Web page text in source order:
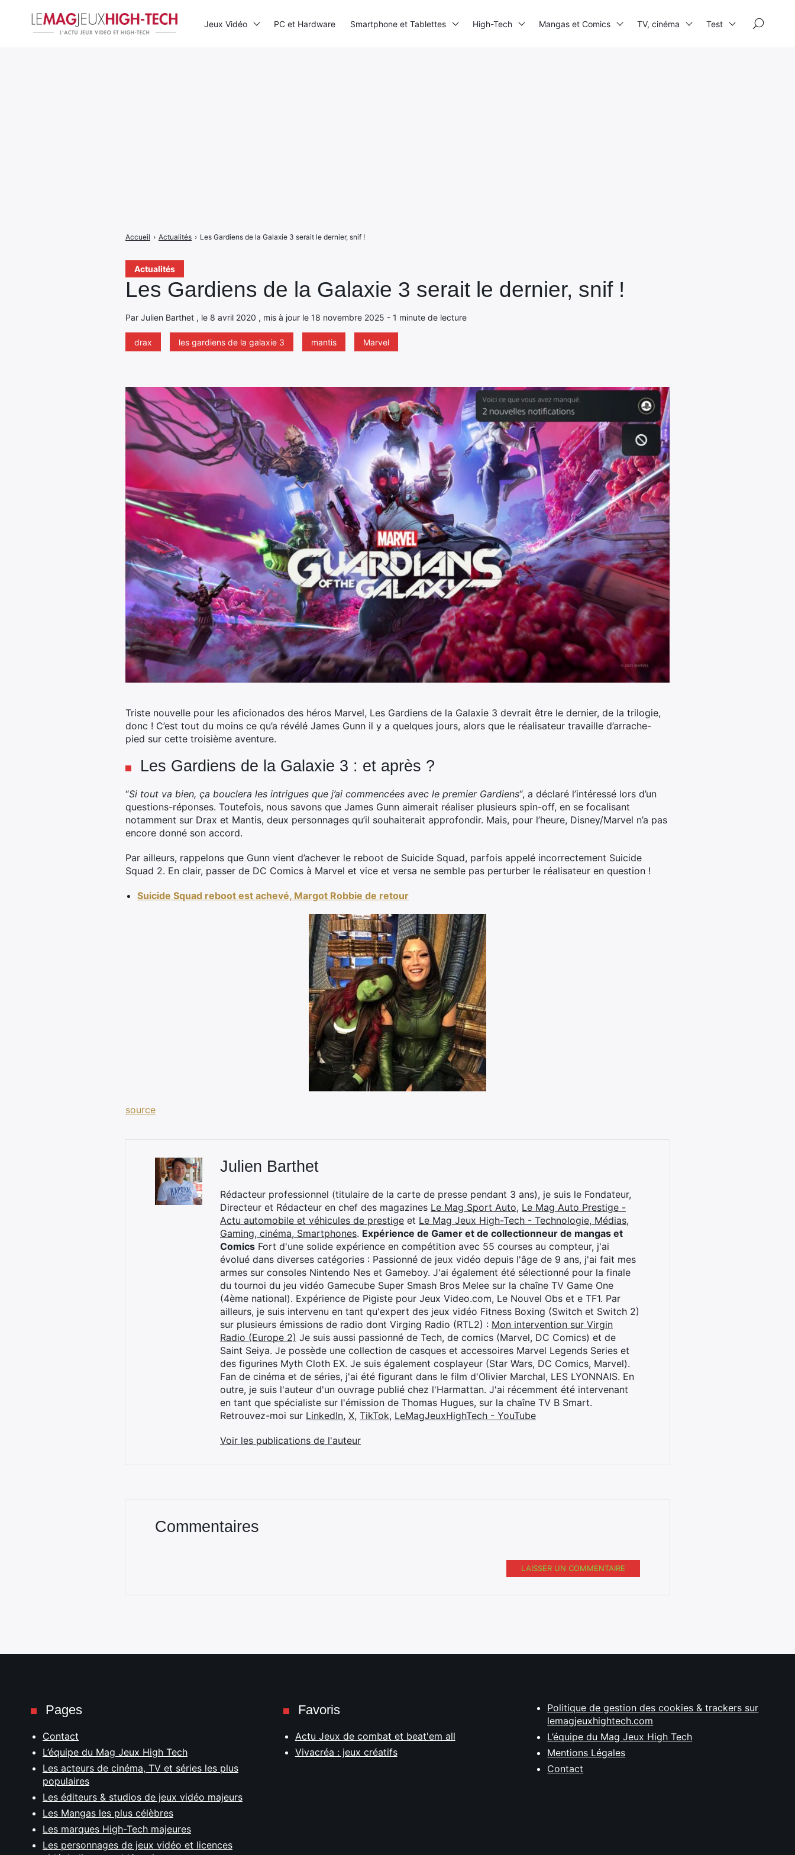
Actualités
Les Gardiens de la Galaxie 3 serait le dernier, snif !
Par Julien Barthet , le 8 avril 2020 , mis à jour le 18 novembre 2025 - 1 minute de lecture
drax les gardiens de la galaxie 3 mantis Marvel
Accueil › Actualités › Les Gardiens de la Galaxie 3 serait le dernier, snif !
Triste nouvelle pour les aficionados des héros Marvel, Les Gardiens de la Galaxie 3 devrait être le dernier, de la trilogie,
donc ! C’est tout du moins ce qu’a révélé James Gunn il y a quelques jours, alors que le réalisateur travaille d’arrache-
pied sur cette troisième aventure.
Les Gardiens de la Galaxie 3 : et après ?
“Si tout va bien, ça bouclera les intrigues que j’ai commencées avec le premier Gardiens“, a déclaré l’intéressé lors d’un
questions-réponses. Toutefois, nous savons que James Gunn aimerait réaliser plusieurs spin-off, en se focalisant
notamment sur Drax et Mantis, deux personnages qu’il souhaiterait approfondir. Mais, pour l’heure, Disney/Marvel n’a pas
encore donné son accord.
Par ailleurs, rappelons que Gunn vient d’achever le reboot de Suicide Squad, parfois appelé incorrectement Suicide
Squad 2. En clair, passer de DC Comics à Marvel et vice et versa ne semble pas perturber le réalisateur en question !
Suicide Squad reboot est achevé, Margot Robbie de retour
source
Julien Barthet
Rédacteur professionnel (titulaire de la carte de presse pendant 3 ans), je suis le Fondateur,
Directeur et Rédacteur en chef des magazines Le Mag Sport Auto, Le Mag Auto Prestige -
Actu automobile et véhicules de prestige et Le Mag Jeux High-Tech - Technologie, Médias,
Gaming, cinéma, Smartphones. Expérience de Gamer et de collectionneur de mangas et
Comics Fort d'une solide expérience en compétition avec 55 courses au compteur, j'ai
évolué dans diverses catégories : Passionné de jeux vidéo depuis l'âge de 9 ans, j'ai fait mes
armes sur consoles Nintendo Nes et Gameboy. J'ai également été sélectionné pour la finale
du tournoi du jeu vidéo Gamecube Super Smash Bros Melee sur la chaîne TV Game One
(4ème national). Expérience de Pigiste pour Jeux Video.com, Le Nouvel Obs et e TF1. Par
ailleurs, je suis intervenu en tant qu'expert des jeux vidéo Fitness Boxing (Switch et Switch 2)
sur plusieurs émissions de radio dont Virging Radio (RTL2) : Mon intervention sur Virgin
Radio (Europe 2) Je suis aussi passionné de Tech, de comics (Marvel, DC Comics) et de
Saint Seiya. Je possède une collection de casques et accessoires Marvel Legends Series et
des figurines Myth Cloth EX. Je suis également cosplayeur (Star Wars, DC Comics, Marvel).
Fan de cinéma et de séries, j'ai été figurant dans le film d'Olivier Marchal, LES LYONNAIS. En
outre, je suis l'auteur d'un ouvrage publié chez l'Harmattan. J'ai récemment été intervenant
en tant que spécialiste sur l'émission de Thomas Hugues, sur la chaîne TV B Smart.
Retrouvez-moi sur LinkedIn, X, TikTok, LeMagJeuxHighTech - YouTube
Voir les publications de l'auteur
Commentaires
LAISSER UN COMMENTAIRE
Jeux Vidéo PC et Hardware Smartphone et Tablettes High-Tech Mangas et Comics TV, cinéma Test
Pages
Contact
L’équipe du Mag Jeux High Tech
Les acteurs de cinéma, TV et séries les plus
populaires
Les éditeurs & studios de jeux vidéo majeurs
Les Mangas les plus célèbres
Les marques High-Tech majeures
Les personnages de jeux vidéo et licences
Favoris
Actu Jeux de combat et beat'em all
Vivacréa : jeux créatifs
Politique de gestion des cookies & trackers sur
lemagjeuxhightech.com
L’équipe du Mag Jeux High Tech
Mentions Légales
Contact